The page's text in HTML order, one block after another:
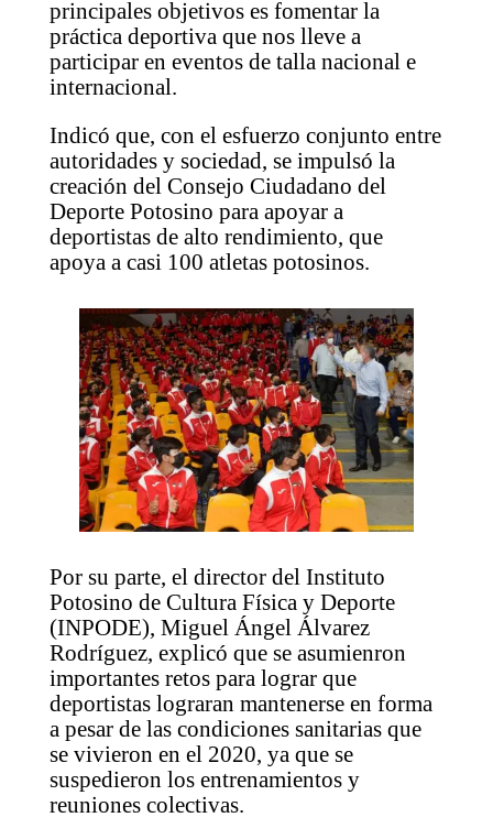
principales objetivos es fomentar la
práctica deportiva que nos lleve a
participar en eventos de talla nacional e
internacional.
Indicó que, con el esfuerzo conjunto entre
autoridades y sociedad, se impulsó la
creación del Consejo Ciudadano del
Deporte Potosino para apoyar a
deportistas de alto rendimiento, que
apoya a casi 100 atletas potosinos.
Por su parte, el director del Instituto
Potosino de Cultura Física y Deporte
(INPODE), Miguel Ángel Álvarez
Rodríguez, explicó que se asumienron
importantes retos para lograr que
deportistas lograran mantenerse en forma
a pesar de las condiciones sanitarias que
se vivieron en el 2020, ya que se
suspedieron los entrenamientos y
reuniones colectivas.